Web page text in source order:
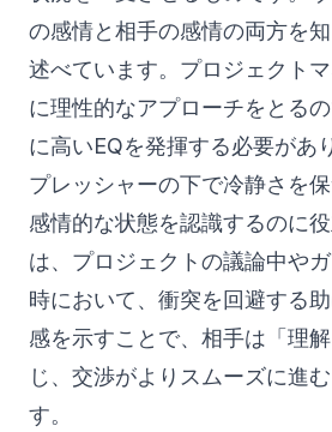
の感情と相手の感情の両方を
述べています。プロジェクト
に理性的なアプローチをとる
に高いEQを発揮する必要があ
プレッシャーの下で冷静さを
感情的な状態を認識するのに
は、プロジェクトの議論中や
時において、衝突を回避する
感を示すことで、相手は「理
じ、交渉がよりスムーズに進
す。